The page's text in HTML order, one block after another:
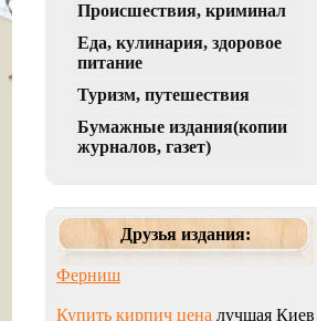
Происшествия, криминал
Еда, кулинария, здоровое
питание
Туризм, путешествия
Бумажные издания(копии
журналов, газет)
Друзья издания:
Ферниш
Купить кирпич цена лучшая Киев